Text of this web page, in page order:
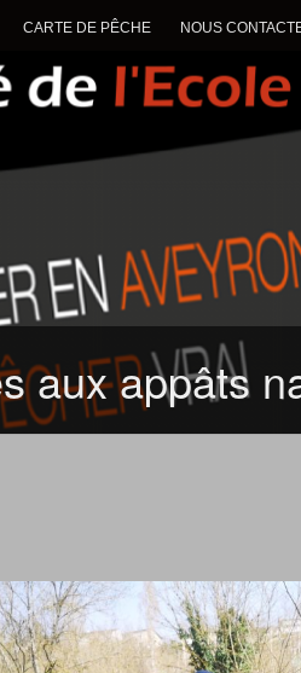
CARTE DE PÊCHE NOUS
aux appâts